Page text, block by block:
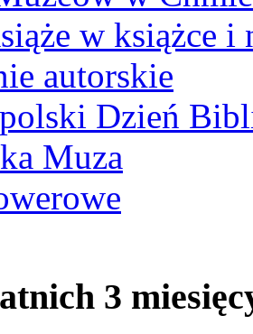
w książce i
autorskie
Dzień
Muza
3